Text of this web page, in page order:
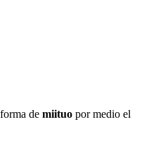
de miituo por medio el